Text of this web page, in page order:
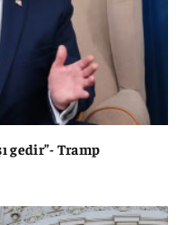
gedir”- Tramp